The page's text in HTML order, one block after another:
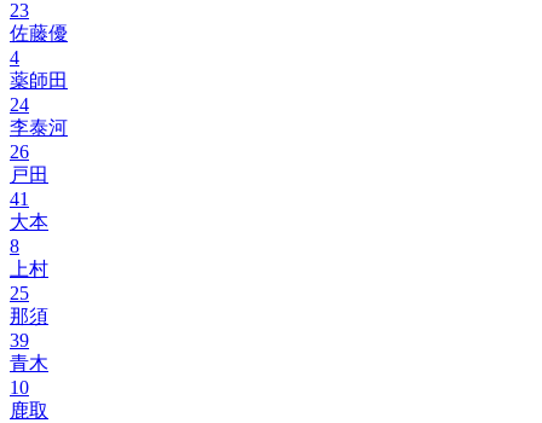
23
佐藤優
4
薬師田
24
李泰河
26
戸田
41
大本
8
上村
25
那須
39
青木
10
鹿取